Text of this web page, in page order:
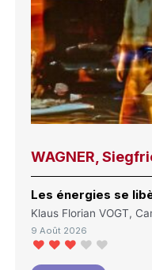
WAGNER,
Les énergies se
Klaus Florian VOGT,
9 Août 2026